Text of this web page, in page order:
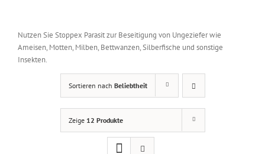
Nutzen Sie Stoppex Parasit zur Beseitigung von Ungeziefer wie
Ameisen, Motten, Milben, Bettwanzen, Silberfische und sonstige
Insekten.
Sortieren nach Beliebtheit
Zeige 12 Produkte